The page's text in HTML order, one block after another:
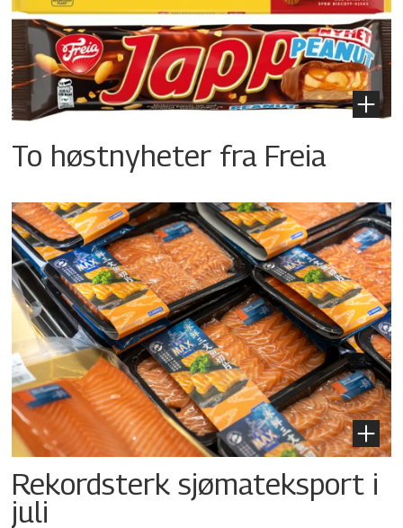
To høstnyheter fra Freia
Rekordsterk sjømateksport i
juli